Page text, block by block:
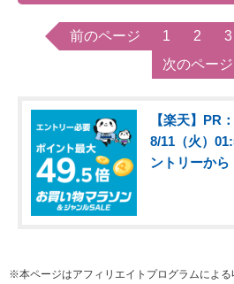
前のページ 1 2 3
次のページ
【楽天】PR
8/11（火）
ントリーから
※本ページはアフィリエイトプログラムによ